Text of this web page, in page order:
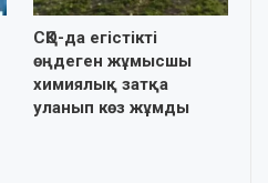
СҚО-да егістікті
өңдеген жұмысшы
химиялық затқа
уланып көз жұмды